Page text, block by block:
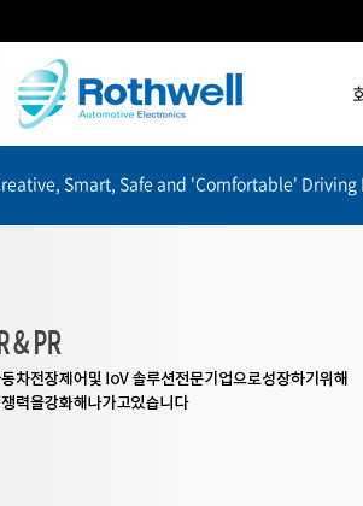
Smart, Safe and 'Comfortable' Driving